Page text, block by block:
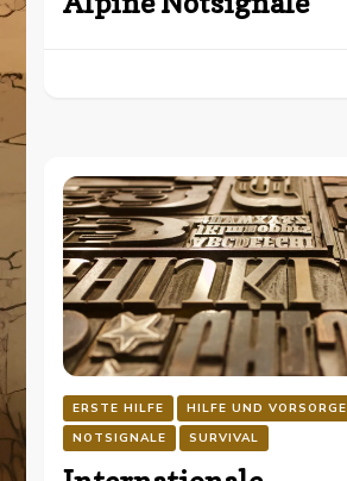
ERSTE HILFE
HILFE UND VORSORGE
NOTSIGNALE
SURVIVAL